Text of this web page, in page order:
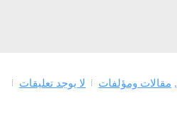
, مقالات ومؤلفات لا يوجد تعليقات